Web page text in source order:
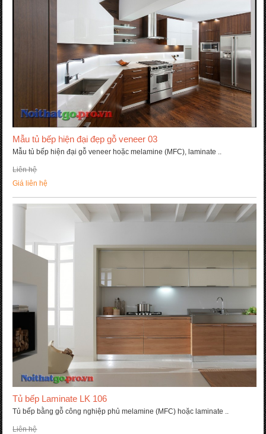
Mẫu tủ bếp hiện đại đẹp gỗ veneer 03
Mẫu tủ bếp hiện đại gỗ veneer hoặc melamine (MFC), laminate ..
Liên hệ
Giá liên hệ
Tủ bếp Laminate LK 106
Tủ bếp bằng gỗ công nghiệp phủ melamine (MFC) hoặc laminate ..
Liên hệ